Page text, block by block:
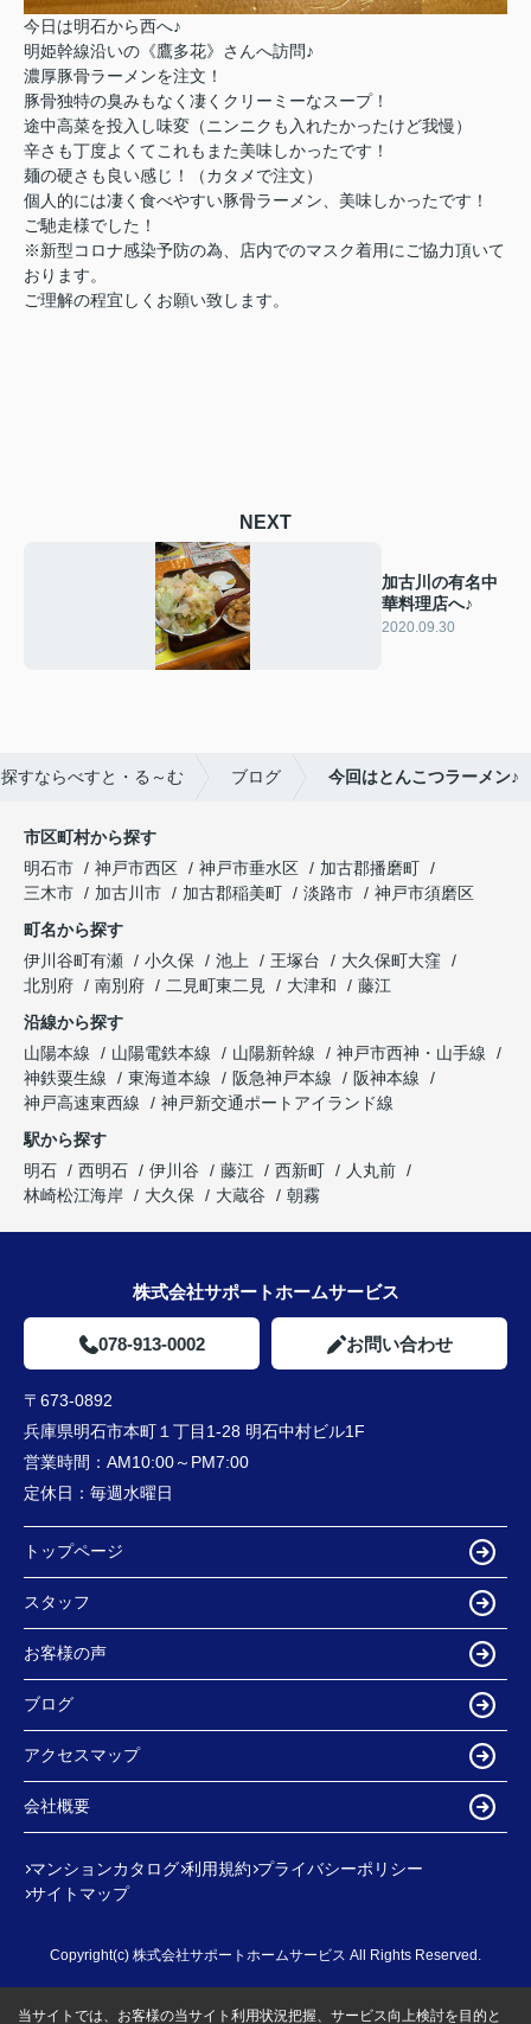
今日は明石から西へ♪
明姫幹線沿いの《鷹多花》さんへ訪問♪
濃厚豚骨ラーメンを注文！
豚骨独特の臭みもなく凄くクリーミーなスープ！
途中高菜を投入し味変（ニンニクも入れたかったけど我慢）
辛さも丁度よくてこれもまた美味しかったです！
麺の硬さも良い感じ！（カタメで注文）
個人的には凄く食べやすい豚骨ラーメン、美味しかったです！
ご馳走様でした！
※新型コロナ感染予防の為、店内でのマスク着用にご協力頂いて
おります。
ご理解の程宜しくお願い致します。
NEXT
加古川の有名中
華料理店へ♪
2020.09.30
すならべすと・る～む ブログ 今回はとんこつラーメン♪
市区町村から探す
明石市
神戸市西区 神戸市垂水区
加古郡播磨町
三木市
加古川市 加古郡稲美町 淡路市
神戸市須磨区
町名から探す
伊川谷町有瀬
小久保 池上 王塚台
大久保町大窪
北別府
南別府 二見町東二見 大津和
藤江
沿線から探す
山陽本線
山陽電鉄本線 山陽新幹線
神戸市西神・山手線
神鉄粟生線
東海道本線 阪急神戸本線
阪神本線
神戸高速東西線
神戸新交通ポートアイランド線
駅から探す
明石
西明石 伊川谷 藤江 西新町
人丸前
林崎松江海岸
大久保 大蔵谷 朝霧
株式会社サポートホームサービス
078-913-0002 お問い合わせ
〒673-0892
兵庫県明石市本町１丁目1-28 明石中村ビル1F
営業時間： AM10:00～PM7:00
定休日： 毎週水曜日
トップページ
スタッフ
お客様の声
ブログ
アクセスマップ
会社概要
マンションカタログ 利用規約 プライバシーポリシー
サイトマップ
Copyright(c) 株式会社サポートホームサービス All Rights Reserved.
当サイトでは、お客様の当サイト利用状況把握、サービス向上検討を目的と